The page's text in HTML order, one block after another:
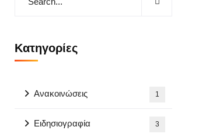
Kατηγορίες
Ανακοινώσεις 1
Ειδησιογραφία 3